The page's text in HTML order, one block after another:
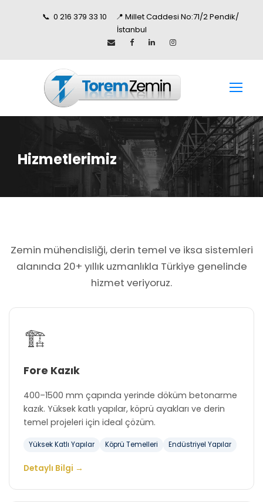
📞 0 216 379 33 10 📍 Millet Caddesi No:71/2 Pendik/
İstanbul
Hizmetlerimiz
Zemin mühendisliği, derin temel ve iksa sistemleri
alanında 20+ yıllık uzmanlıkla Türkiye genelinde
hizmet veriyoruz.
🏗️
Fore Kazık
400–1500 mm çapında yerinde döküm betonarme
kazık. Yüksek katlı yapılar, köprü ayakları ve derin
temel projeleri için ideal çözüm.
Yüksek Katlı Yapılar Köprü Temelleri Endüstriyel Yapılar
Detaylı Bilgi →